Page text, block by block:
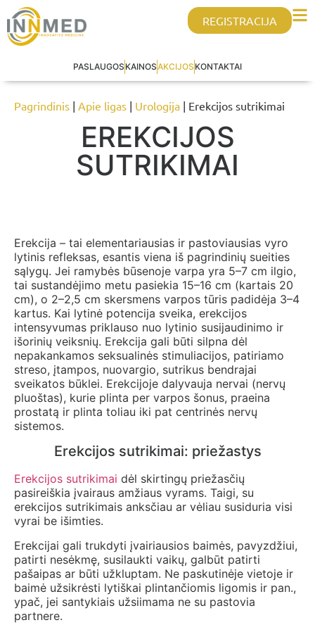
REGISTRACIJA
PASLAUGOS KAINOSAKCIJOS KONTAKTAI
Pagrindinis | Apie ligas | Urologija | Erekcijos sutrikimai
EREKCIJOS
SUTRIKIMAI
Erekcija – tai elementariausias ir pastoviausias vyro
lytinis refleksas, esantis viena iš pagrindinių sueities
sąlygų. Jei ramybės būsenoje varpa yra 5–7 cm ilgio,
tai sustandėjimo metu pasiekia 15–16 cm (kartais 20
cm), o 2–2,5 cm skersmens varpos tūris padidėja 3–4
kartus. Kai lytinė potencija sveika, erekcijos
intensyvumas priklauso nuo lytinio susijaudinimo ir
išorinių veiksnių. Erekcija gali būti silpna dėl
nepakankamos seksualinės stimuliacijos, patiriamo
streso, įtampos, nuovargio, sutrikus bendrajai
sveikatos būklei. Erekcijoje dalyvauja nervai (nervų
pluoštas), kurie plinta per varpos šonus, praeina
prostatą ir plinta toliau iki pat centrinės nervų
sistemos.
Erekcijos sutrikimai: priežastys
Erekcijos sutrikimai dėl skirtingų priežasčių
pasireiškia įvairaus amžiaus vyrams. Taigi, su
erekcijos sutrikimais anksčiau ar vėliau susiduria visi
vyrai be išimties.
Erekcijai gali trukdyti įvairiausios baimės, pavyzdžiui,
patirti nesėkmę, susilaukti vaikų, galbūt patirti
pašaipas ar būti užkluptam. Ne paskutinėje vietoje ir
baimė užsikrėsti lytiškai plintančiomis ligomis ir pan.,
ypač, jei santykiais užsiimama ne su pastovia
partnere.